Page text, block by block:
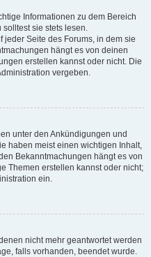
Informationen zu dem Bereich
sie stets lesen.
Seite des Forums, in dem sie
hängt es von deinen
erstellen kannst oder nicht. Die
vergeben.
unter den Ankündigungen und
haben meist einen wichtigen Inhalt,
Bekanntmachungen hängt es von
Themen erstellen kannst oder nicht;
ein.
nicht mehr geantwortet werden
falls vorhanden, beendet wurde.